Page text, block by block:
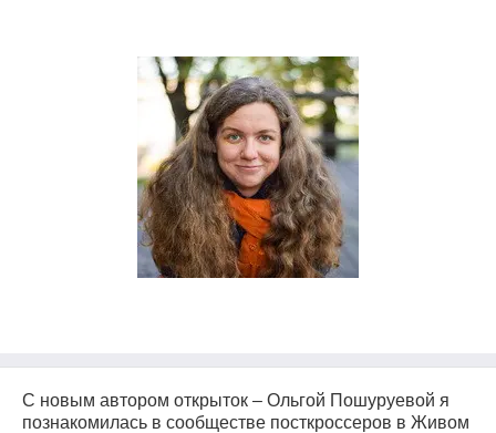
С новым автором открыток – Ольгой Пошуруевой я
познакомилась в сообществе посткроссеров в Живом